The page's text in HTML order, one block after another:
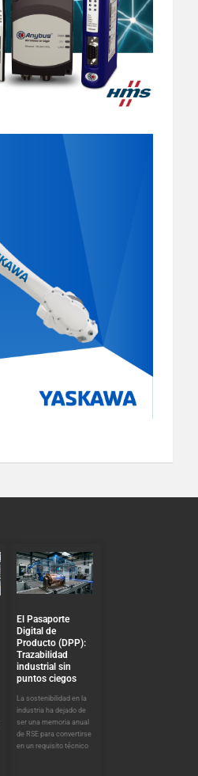
El Pasaporte
Digital de
Producto (DPP):
Trazabilidad
industrial sin
puntos ciegos
La sostenibilidad en la
industria ha dejado de
ser una memoria anual
de RSE para convertirse
en un requisito técnico